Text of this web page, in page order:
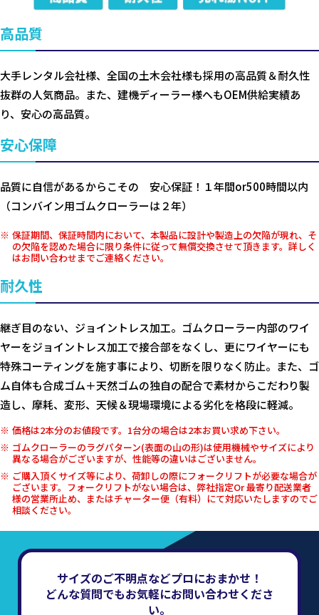
高品質
大手レンタル会社様、全国の土木会社様も採用の高品質＆耐久性
抜群の人気商品。また、建機ディーラー様へもOEM供給実績あ
り、安心の高品質。
安心保障
品質に自信があるからこその 安心保証！１年間or500時間以内
（コンバイン用ゴムクローラーは２年）
保証期間、保証時間内において、本製品に設計や製造上の欠陥が現れ、そ
の欠陥を認めた場合に限り条件に従って無償交換させて頂きます。詳しく
はお問い合わせまでご連絡ください。
耐久性
継ぎ目のない、ジョイントレス加工。ゴムクローラー内部のワイ
ヤーをジョイントレス加工で接合部をなくし、更にワイヤーにも
特殊コーティングを施す事により、切断を限りなく防止。また、ゴ
ム自体も合成ゴム＋天然ゴムの独自の配合で素材からこだわり製
造し、摩耗、変形、天候＆現場環境による劣化を格段に軽減。
価格は2本分のお値段です。1台分の場合は2本お買い求め下さい。
ゴムクローラーのラグパターン(表面の山の形)は使用機械やサイズにより
異なる場合がございますが、性能等の違いはございません。
ご購入頂くサイズ等により、荷卸しの際にフォークリフトが必要な場合が
ございます。フォークリフトがない場合は、弊社指定Or 最寄り配送業者
様の営業所止め、またはチャーター便（有料）にて対応いたしますのでご
相談ください。
サイズのご不明点などプロにおまかせ！
どんな質問でもお気軽にお問い合わせくださ
い。